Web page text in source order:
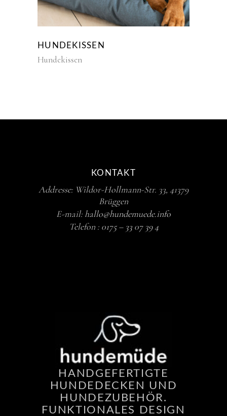
HUNDEKISSEN
Hundekissen
KONTAKT
Addresse: Wildor-Hollmann-Str. 33, 41379
Brüggen
E-mail:hallo@hundemuede.info
Telefon : 0175 – 33 07 39 4
HANDGEFERTIGTE
HUNDEDECKEN UND
HUNDEZUBEHÖR.
FUNKTIONALES DESIGN